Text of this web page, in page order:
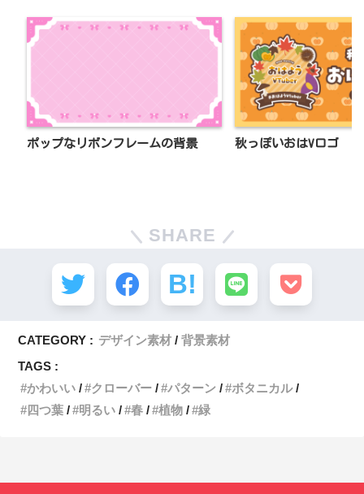
ポップなリボンフレームの背景 秋っぽいおはVロゴ
SHARE
CATEGORY : デザイン素材
背景素材
TAGS :
かわいい
クローバー パターン
ボタニカル
四つ葉
明るい 春 植物 緑